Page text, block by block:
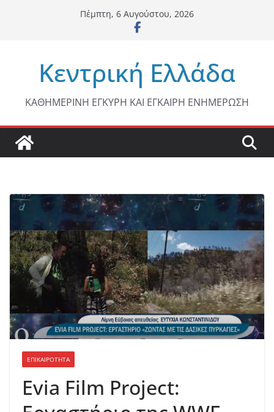
Πέμπτη, 6 Αυγούστου, 2026
Κεντρική Ελλάδα
ΚΑΘΗΜΕΡΙΝΗ ΕΓΚΥΡΗ ΚΑΙ ΕΓΚΑΙΡΗ ΕΝΗΜΕΡΩΣΗ
ΕΠΙΚΑΙΡΟΤΗΤΑ
Evia Film Project: